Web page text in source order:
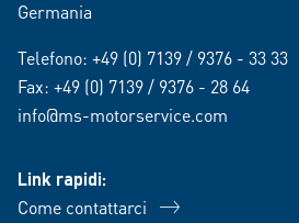
Germania
Telefono: +49 (0) 7139 / 9376 - 33 33
Fax: +49 (0) 7139 / 9376 - 28 64
info@ms-motorservice.com
Link rapidi:
Come contattarci